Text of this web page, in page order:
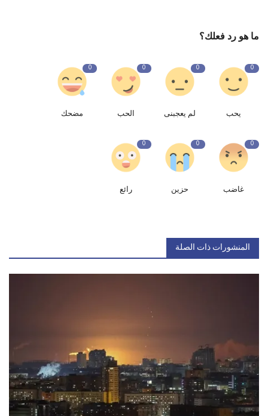
ما هو رد فعلك؟
0
يحب
0
لم يعجبنى
0
الحب
0
مضحك
0
غاضب
0
حزين
0
رائع
المنشورات ذات الصلة